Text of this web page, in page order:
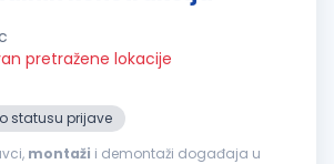
pretražene lokacije
statusu prijave
montaži i demontaži događaja u